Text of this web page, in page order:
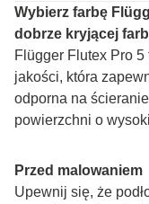
Wybierz farbę
dobrze kryjącej
Flügger Flutex Pro
jakości, która
odporna na
powierzchni o
Przed malowaniem
Upewnij się, że